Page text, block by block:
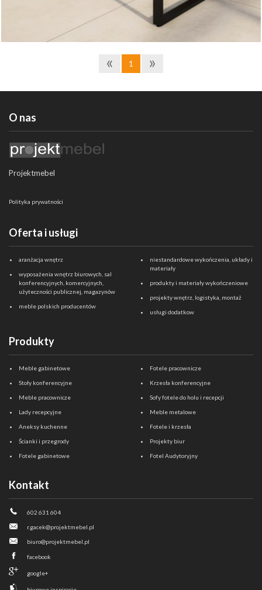
Wyposażony w:
• 2 gniazda zasilające okrągłe z bolcem 230V z kablem
dł.3m zakończonym wtykiem kątowym unischuko
16A/230V
• 2 gniazda RJ45 cat5e UTP zakończone kablem dł. 3m z
wtykiem “męskim”
“męskim”
• 1 gniazdo HDMI “żeńskie” z kablem dł.3m zakończonym
wtykiem “męskim”
« 1 »
O nas
Projektmebel
Polityka prywatności
Oferta i usługi
aranżacja wnętrz
wyposażenia wnętrz biurowych, sal
konferencyjnych, komercyjnych,
użyteczności publicznej, magazynów
meble polskich producentów
niestandardowe wykończenia, układy i
materiały
produkty i materiały wykończeniowe
projekty wnętrz, logistyka, montaż
usługi dodatkow
Produkty
Meble gabinetowe
Stoły konferencyjne
Meble pracownicze
Lady recepcyjne
Aneksy kuchenne
Ścianki i przegrody
Fotele gabinetowe
Fotele pracownicze
Krzesła konferencyjne
Sofy fotele do holu i recepcji
Meble metalowe
Fotele i krzesła
Projekty biur
Fotel Audytoryjny
Kontakt
602 631 604
r.gacek@projektmebel.pl
biuro@projektmebel.pl
facebook
google+